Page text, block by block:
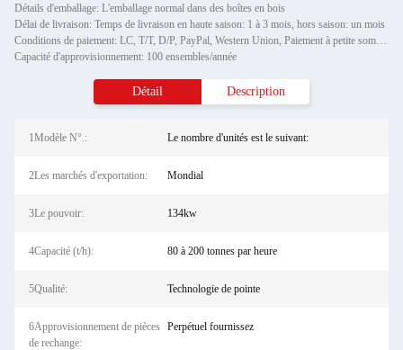
Détails d'emballage: L'emballage normal dans des boîtes en bois
Délai de livraison: Temps de livraison en haute saison: 1 à 3 mois, hors saison: un mois
Conditions de paiement: LC, T/T, D/P, PayPal, Western Union, Paiement à petite somme, Grammes d'argent
Capacité d'approvisionnement: 100 ensembles/année
Détail Description
1Modèle N°.: Le nombre d'unités est le suivant:
2Les marchés d'exportation: Mondial
3Le pouvoir: 134kw
4Capacité (t/h): 80 à 200 tonnes par heure
5Qualité: Technologie de pointe
6Approvisionnement de pièces
de rechange:
Perpétuel fournissez